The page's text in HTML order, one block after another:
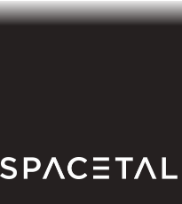
Spacetalk